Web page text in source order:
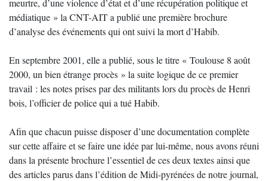
meurtre, d’une violence d’état et d’une récupération politique et
médiatique » la CNT-AIT a publié une première brochure
d’analyse des événements qui ont suivi la mort d’Habib.
En septembre 2001, elle a publié, sous le titre « Toulouse 8 août
2000, un bien étrange procès » la suite logique de ce premier
travail : les notes prises par des militants lors du procès de Henri
bois, l’officier de police qui a tué Habib.
Afin que chacun puisse disposer d’une documentation complète
sur cette affaire et se faire une idée par lui-même, nous avons réuni
dans la présente brochure l’essentiel de ces deux textes ainsi que
des articles parus dans l’édition de Midi-pyrénées de notre journal,